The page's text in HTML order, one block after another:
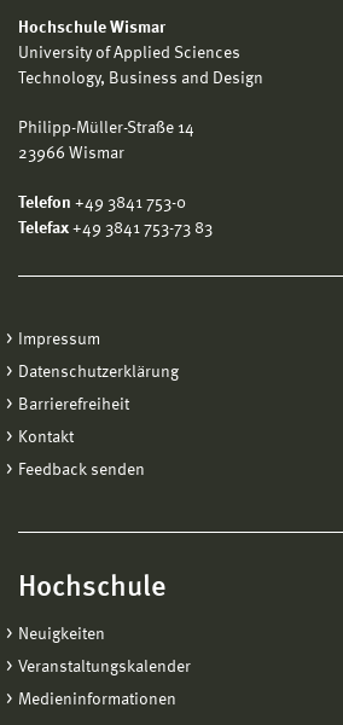
Hochschule Wismar
University of Applied Sciences
Technology, Business and Design
Philipp-Müller-Straße 14
23966 Wismar
Telefon +49 3841 753-0
Telefax +49 3841 753-73 83
Impressum
Datenschutzerklärung
Barrierefreiheit
Kontakt
Feedback senden
Hochschule
Neuigkeiten
Veranstaltungskalender
Medieninformationen